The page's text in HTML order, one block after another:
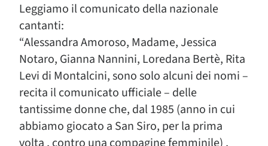
Leggiamo il comunicato della nazionale
cantanti:
“Alessandra Amoroso, Madame, Jessica
Notaro, Gianna Nannini, Loredana Bertè, Rita
Levi di Montalcini, sono solo alcuni dei nomi –
recita il comunicato ufficiale – delle
tantissime donne che, dal 1985 (anno in cui
abbiamo giocato a San Siro, per la prima